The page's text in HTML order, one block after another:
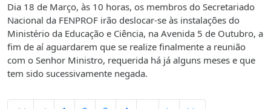
Dia 18 de Março, às 10 horas, os membros do Secretariado
Nacional da FENPROF irão deslocar-se às instalações do
Ministério da Educação e Ciência, na Avenida 5 de Outubro, a
fim de aí aguardarem que se realize finalmente a reunião
com o Senhor Ministro, requerida há já alguns meses e que
tem sido sucessivamente negada.